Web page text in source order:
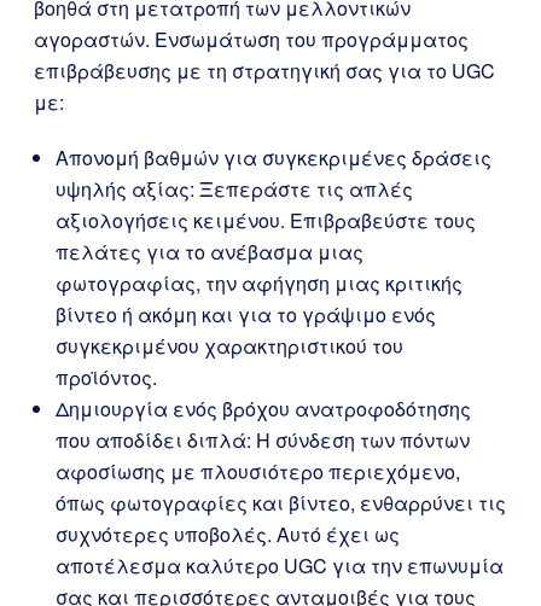
βοηθά στη μετατροπή των μελλοντικών
αγοραστών. Ενσωμάτωση του προγράμματος
επιβράβευσης με τη στρατηγική σας για το UGC
με:
Απονομή βαθμών για συγκεκριμένες δράσεις
υψηλής αξίας: Ξεπεράστε τις απλές
αξιολογήσεις κειμένου. Επιβραβεύστε τους
πελάτες για το ανέβασμα μιας
φωτογραφίας, την αφήγηση μιας κριτικής
βίντεο ή ακόμη και για το γράψιμο ενός
συγκεκριμένου χαρακτηριστικού του
προϊόντος.
Δημιουργία ενός βρόχου ανατροφοδότησης
που αποδίδει διπλά: Η σύνδεση των πόντων
αφοσίωσης με πλουσιότερο περιεχόμενο,
όπως φωτογραφίες και βίντεο, ενθαρρύνει τις
συχνότερες υποβολές. Αυτό έχει ως
αποτέλεσμα καλύτερο UGC για την επωνυμία
σας και περισσότερες ανταμοιβές για τους